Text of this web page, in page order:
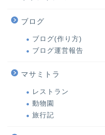
ブログ
ブログ(作り方)
ブログ運営報告
マサミトラ
レストラン
動物園
旅行記